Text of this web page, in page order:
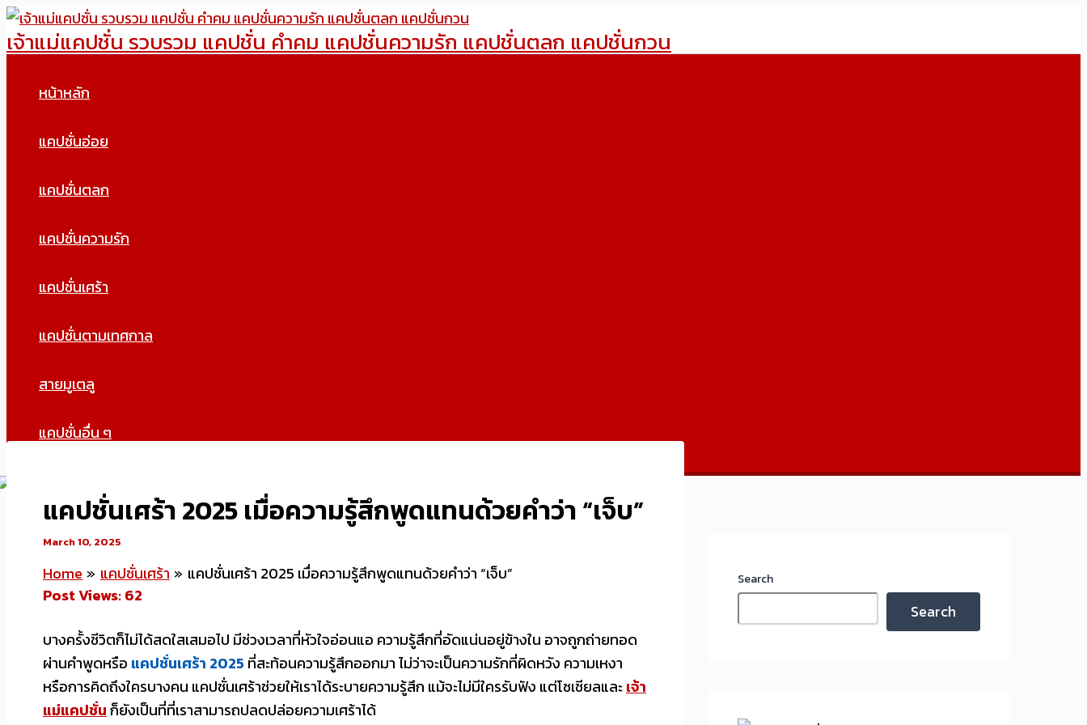
Skip
to
เจ้าแม่แคปชั่น รวบรวม แคปชั่น คำคม แคปชั่นความรัก แคปชั่นตลก แคปชั่นกวน
หน้าหลัก
แคปชั่นอ่อย
แคปชั่นตลก
แคปชั่นความรัก
แคปชั่นเศร้า
แคปชั่นตามเทศกาล
สายมูเตลู
แคปชั่นอื่น ๆ
แคปชั่นเศร้า 2025 เมื่อความรู้สึกพูดแทนด้วยคำว่า “เจ็บ”
March 10, 2025
Home แคปชั่นเศร้า
แคปชั่นเศร้า 2025 เมื่อความรู้สึกพูดแทนด้วยคำว่า “เจ็บ”
Post Views:62
บางครั้งชีวิตก็ไม่ได้สดใสเสมอไป มีช่วงเวลาที่หัวใจอ่อนแอ ความรู้สึกที่อัดแน่นอยู่ข้างใน อาจถูกถ่ายทอด
ผ่านคำพูดหรือ แคปชั่นเศร้า 2025 ที่สะท้อนความรู้สึกออกมา ไม่ว่าจะเป็นความรักที่ผิดหวัง ความเหงา
หรือการคิดถึงใครบางคน แคปชั่นเศร้าช่วยให้เราได้ระบายความรู้สึก แม้จะไม่มีใครรับฟัง แต่โซเชียลและเจ้า
แม่แคปชั่นก็ยังเป็นที่ที่เราสามารถปลดปล่อยความเศร้าได้
Search
Search